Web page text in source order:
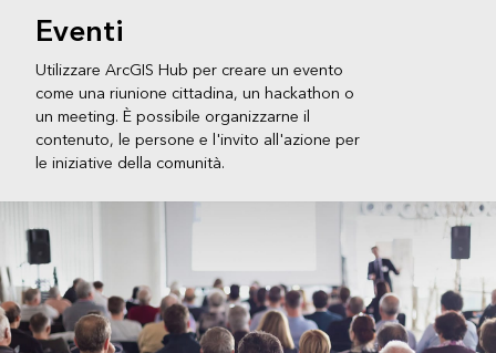
Eventi
Utilizzare ArcGIS Hub per creare un evento
come una riunione cittadina, un hackathon o
un meeting. È possibile organizzarne il
contenuto, le persone e l'invito all'azione per
le iniziative della comunità.